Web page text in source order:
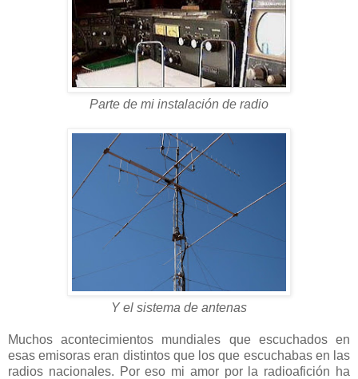
Parte de mi instalación de radio
Y el sistema de antenas
Muchos acontecimientos mundiales que escuchados en
esas emisoras eran distintos que los que escuchabas en las
radios nacionales. Por eso mi amor por la radioafición ha